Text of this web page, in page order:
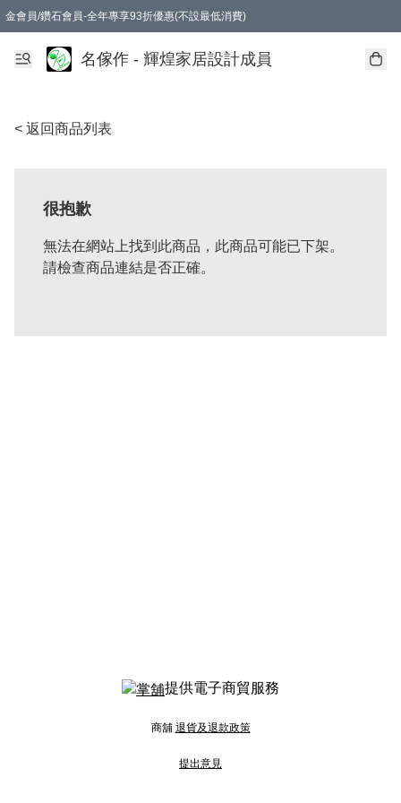
金會員/鑽石會員-全年專享93折優惠(不設最低消費)
名傢作 - 輝煌家居設計成員
< 返回商品列表
很抱歉
無法在網站上找到此商品，此商品可能已下架。
請檢查商品連結是否正確。
提供電子商貿服務
商舖 退貨及退款政策
提出意見